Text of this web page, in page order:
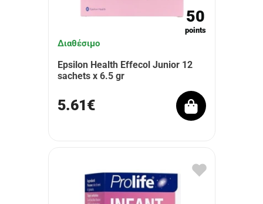
50
points
Διαθέσιμο
Epsilon Health Effecol Junior 12
sachets x 6.5 gr
5.61€